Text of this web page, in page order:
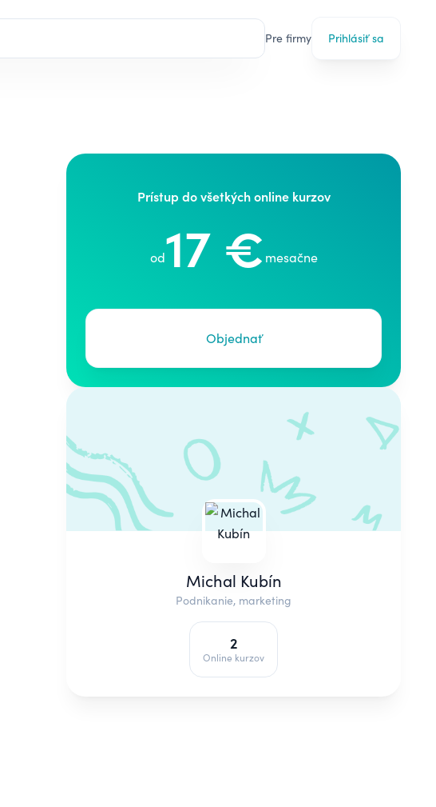
Pre firmy Prihlásiť sa
Prístup do všetkých online kurzov
od17 € mesačne
Objednať
Michal Kubín
Podnikanie, marketing
2
Online kurzov